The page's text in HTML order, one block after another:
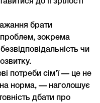
до її зрілості
брати
проблем, зокрема
чи
потреби сім’ї — це не
норма, — наголошує
дбати про